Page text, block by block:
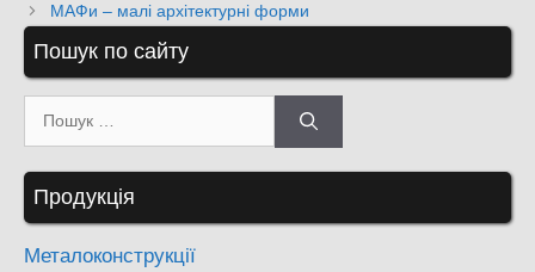
МАФи – малі архітектурні форми
Пошук по сайту
Пошук:
Продукція
Металоконструкції